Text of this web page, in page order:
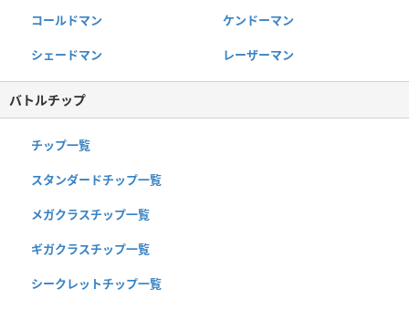
コールドマン ケンドーマン
シェードマン レーザーマン
バトルチップ
チップ一覧
スタンダードチップ一覧
メガクラスチップ一覧
ギガクラスチップ一覧
シークレットチップ一覧